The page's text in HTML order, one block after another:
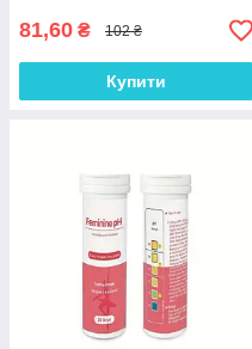
81,60 ₴ 102 ₴
Купити